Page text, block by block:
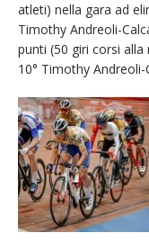
atleti) nella gara ad
Timothy Andreoli-
punti (50 giri corsi alla
10° Timothy